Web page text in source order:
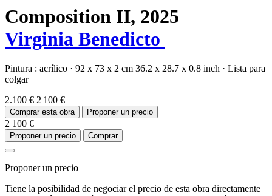
Composition II, 2025
Virginia Benedicto
Pintura : acrílico · 92 x 73 x 2 cm 36.2 x 28.7 x 0.8 inch · Lista para
colgar
2.100 € 2 100 €
Comprar esta obra Proponer un precio
2 100 €
Proponer un precio Comprar
Proponer un precio
Tiene la posibilidad de negociar el precio de esta obra directamente